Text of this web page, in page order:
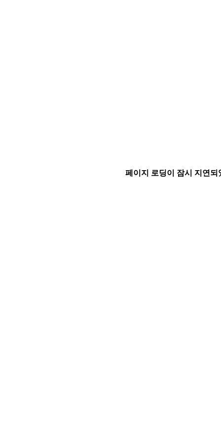
페이지 로딩이 잠시 지연